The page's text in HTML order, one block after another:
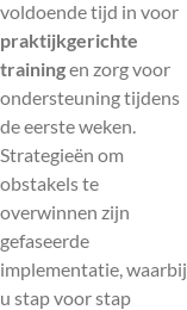
voldoende tijd in voor
praktijkgerichte
trainingen zorg voor
ondersteuning tijdens
de eerste weken.
Strategieën om
obstakels te
overwinnen zijn
gefaseerde
implementatie, waarbij
u stap voor stap